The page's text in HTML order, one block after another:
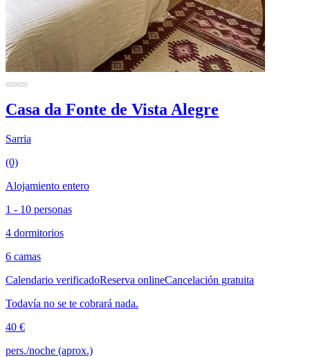
Casa da Fonte de Vista Alegre
Sarria
(0)
Alojamiento entero
1 - 10 personas
4 dormitorios
6 camas
Calendario verificadoReserva onlineCancelación gratuita
Todavía no se te cobrará nada.
40 €
pers./noche (aprox.)